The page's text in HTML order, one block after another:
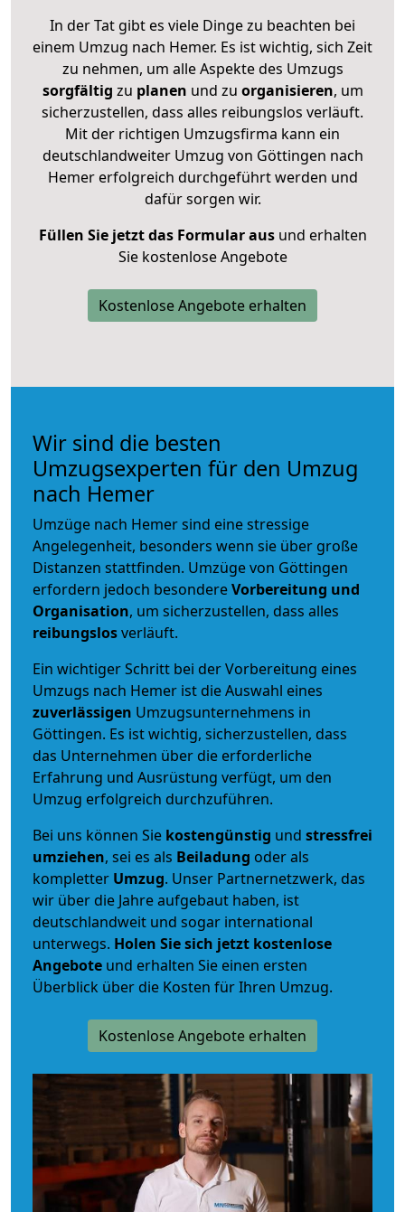
In der Tat gibt es viele Dinge zu beachten bei
einem Umzug nach Hemer. Es ist wichtig, sich Zeit
zu nehmen, um alle Aspekte des Umzugs
sorgfältig zu planen und zu organisieren, um
sicherzustellen, dass alles reibungslos verläuft.
Mit der richtigen Umzugsfirma kann ein
deutschlandweiter Umzug von Göttingen nach
Hemer erfolgreich durchgeführt werden und
dafür sorgen wir.
Füllen Sie jetzt das Formular ausund erhalten
Sie kostenlose Angebote
Kostenlose Angebote erhalten
Wir sind die besten
Umzugsexperten für den Umzug
nach Hemer
Umzüge nach Hemer sind eine stressige
Angelegenheit, besonders wenn sie über große
Distanzen stattfinden. Umzüge von Göttingen
erfordern jedoch besondereVorbereitung und
Organisation, um sicherzustellen, dass alles
reibungslosverläuft.
Ein wichtiger Schritt bei der Vorbereitung eines
Umzugs nach Hemer ist die Auswahl eines
zuverlässigen Umzugsunternehmens in
Göttingen. Es ist wichtig, sicherzustellen, dass
das Unternehmen über die erforderliche
Erfahrung und Ausrüstung verfügt, um den
Umzug erfolgreich durchzuführen.
Bei uns können Sie kostengünstig und stressfrei
umziehen, sei es als Beiladung oder als
kompletter Umzug. Unser Partnernetzwerk, das
wir über die Jahre aufgebaut haben, ist
deutschlandweit und sogar international
unterwegs. Holen Sie sich jetzt kostenlose
Angebote und erhalten Sie einen ersten
Überblick über die Kosten für Ihren Umzug.
Kostenlose Angebote erhalten